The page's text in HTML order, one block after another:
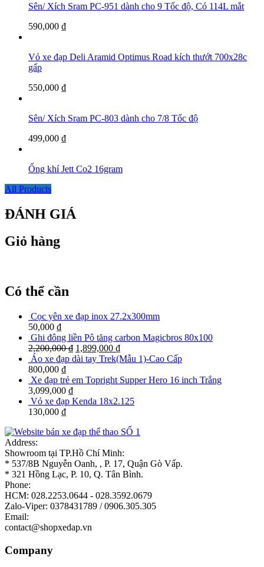
Sên/ Xích Sram PC-951 dành cho 9 Tốc độ, Có 114L mắt
590,000 ₫
Vỏ xe đạp Deli Aramid Optimus Road kích thướt 700x28c
gấp
550,000 ₫
Sên/ Xích Sram PC-803 dành cho 7/8 Tốc độ
499,000 ₫
Ống khí Jett Co2 16gram
All Products
ĐÁNH GIÁ
Giỏ hàng
Có thể cần
Cọc yên xe đạp inox 27.2x300mm
50,000 ₫
Ghi đông liền Pô tăng carbon Magicbros 80x100
2,200,000₫ 1,899,000 ₫
Áo xe đạp dài tay Trek(Mẫu 1)-Cao Cấp
800,000 ₫
Xe đạp trẻ em Topright Supper Hero 16 inch Trắng
3,099,000 ₫
Vỏ xe đạp Kenda 18x2.125
130,000 ₫
Address:
Showroom tại TP.Hồ Chí Minh:
* 537/8B Nguyễn Oanh, , P. 17, Quận Gò Vấp.
* 321 Hồng Lạc, P. 10, Q. Tân Bình.
Phone:
HCM: 028.2253.0644 - 028.3592.0679
Zalo-Viper: 0378431789 / 0906.305.305
Email:
contact@shopxedap.vn
Company